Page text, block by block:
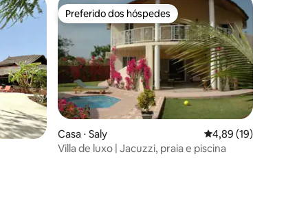
Preferido dos hóspedes
Preferido dos hóspedes
Casa ⋅ Saly 4,89 de uma
4,89 (19)
Villa de luxo | Jacuzzi, praia e piscina